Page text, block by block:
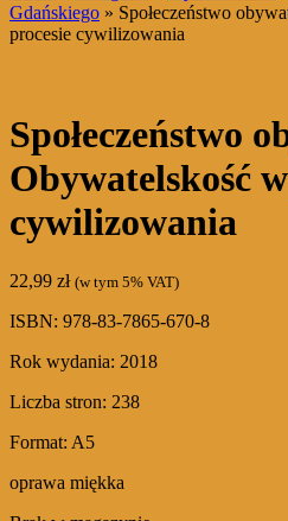
Gdańskiego » Społeczeństwo
procesie cywilizowania
Społeczeństwo
Obywatelskość
cywilizowania
22,99 zł (w tym 5% VAT)
ISBN: 978-83-7865-670-8
Rok wydania: 2018
Liczba stron: 238
Format: A5
oprawa miękka